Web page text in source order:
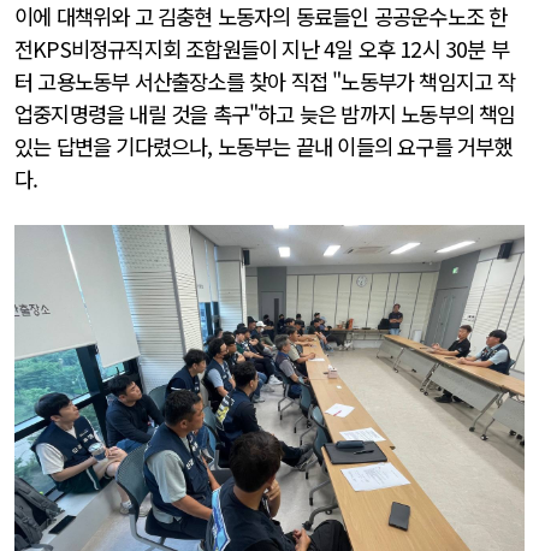
이에 대책위와 고 김충현 노동자의 동료들인 공공운수노조 한
전KPS비정규직지회 조합원들이 지난 4일 오후 12시 30분 부
터 고용노동부 서산출장소를 찾아 직접 "노동부가 책임지고 작
업중지명령을 내릴 것을 촉구"하고 늦은 밤까지 노동부의 책임
있는 답변을 기다렸으나, 노동부는 끝내 이들의 요구를 거부했
다.